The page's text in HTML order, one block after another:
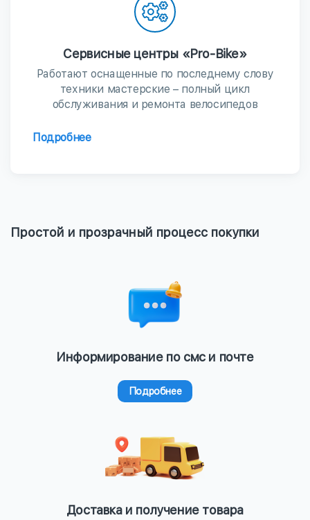
Сервисные центры «Pro-Bike»
Работают оснащенные по последнему слову
техники мастерские – полный цикл
обслуживания и ремонта велосипедов
Подробнее
Простой и прозрачный процесс покупки
Информирование по смс и почте
Подробнее
Доставка и получение товара